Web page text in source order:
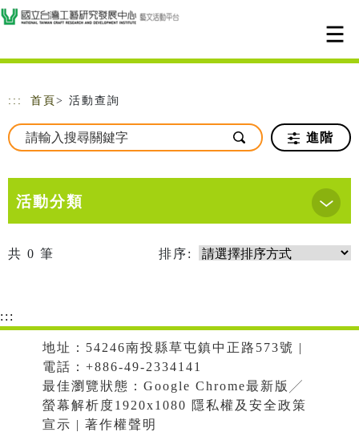
跳到主要內容
網站導覽
::: 首頁 > 活動查詢
進階
活動分類
共 0 筆 排序:
:::
地址：54246南投縣草屯鎮中正路573號 |
電話：+886-49-2334141
最佳瀏覽狀態：Google Chrome最新版╱
螢幕解析度1920x1080 隱私權及安全政策
宣示 | 著作權聲明